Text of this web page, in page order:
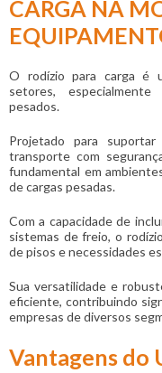
CARGA NA
O rodízio para carga é
setores,
pesados.
Projetado para
transporte com
fundamental em
de cargas pesadas.
Com a capacidade de
sistemas de freio, o
de pisos e necessidades
Sua versatilidade e
eficiente, contribuindo
empresas de diversos
Vantagens do